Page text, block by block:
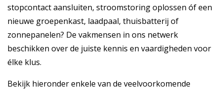
stopcontact aansluiten, stroomstoring oplossen óf een
nieuwe groepenkast, laadpaal, thuisbatterij of
zonnepanelen? De vakmensen in ons netwerk
beschikken over de juiste kennis en vaardigheden voor
élke klus.
Bekijk hieronder enkele van de veelvoorkomende